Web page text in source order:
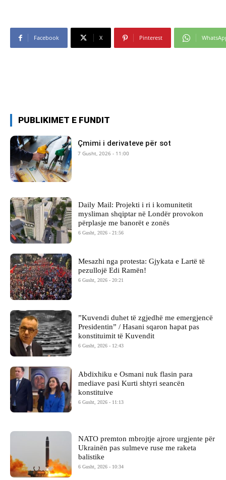
Facebook X Pinterest
PUBLIKIMET E FUNDIT
Çmimi i derivateve për sot
7 Gusht, 2026 - 11:00
Daily Mail: Projekti i ri i komunitetit
mysliman shqiptar në Londër provokon
përplasje me banorët e zonës
6 Gusht, 2026 - 21:56
Mesazhi nga protesta: Gjykata e Lartë të
pezullojë Edi Ramën!
6 Gusht, 2026 - 20:21
​”Kuvendi duhet të zgjedhë me emergjencë
Presidentin” / Hasani sqaron hapat pas
konstituimit të Kuvendit
6 Gusht, 2026 - 12:43
Abdixhiku e Osmani nuk flasin para
mediave pasi Kurti shtyri seancën
konstituive
6 Gusht, 2026 - 11:13
NATO premton mbrojtje ajrore urgjente për
Ukrainën pas sulmeve ruse me raketa
balistike
6 Gusht, 2026 - 10:34